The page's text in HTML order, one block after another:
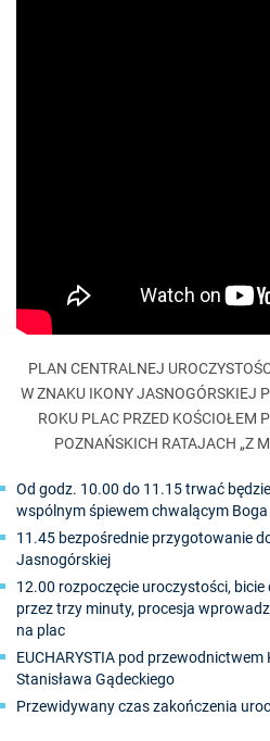
PLAN CENTRALNEJ
W ZNAKU IKONY JASNOGÓRSKIEJ
ROKU PLAC PRZED KOŚCIOŁEM
POZNAŃSKICH RATAJACH „Z
Od godz. 10.00 do 11.15 trwać
wspólnym śpiewem chwalącym Boga
11.45 bezpośrednie przygotowanie
Jasnogórskiej
12.00 rozpoczęcie uroczystości,
przez trzy minuty, procesja
na plac
EUCHARYSTIA pod
Stanisława Gądeckiego
Przewidywany czas zakończenia